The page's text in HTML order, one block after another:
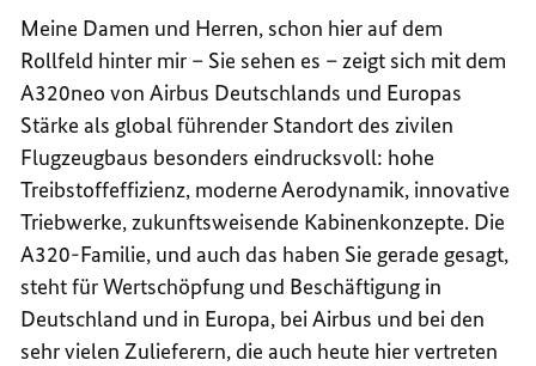
Meine Damen und Herren, schon hier auf dem
Rollfeld hinter mir – Sie sehen es – zeigt sich mit dem
A320neo vonAirbus Deutschlands und Europas
Stärke als global führender Standort des zivilen
Flugzeugbaus besonders eindrucksvoll: hohe
Treibstoffeffizienz, moderne Aerodynamik, innovative
Triebwerke, zukunftsweisende Kabinenkonzepte. Die
A320-Familie, und auch das haben Sie gerade gesagt,
steht für Wertschöpfung und Beschäftigung in
Deutschland und in Europa, beiAirbus und bei den
sehr vielen Zulieferern, die auch heute hier vertreten